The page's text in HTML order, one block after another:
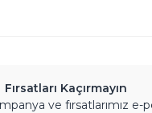
Fırsatları Kaçırmayın
ve fırsatlarımız e-